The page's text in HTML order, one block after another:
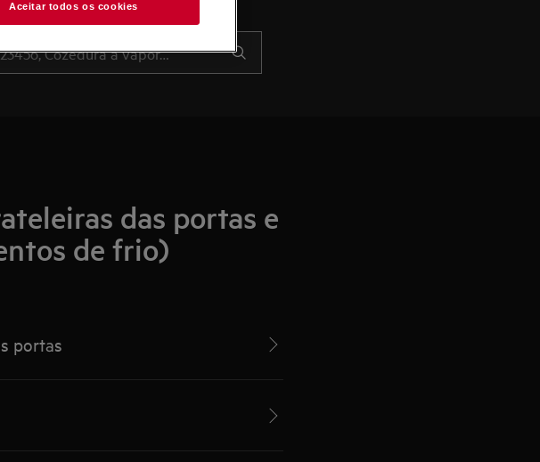
das portas e
de frio)
portas
Aceitar todos os cookies